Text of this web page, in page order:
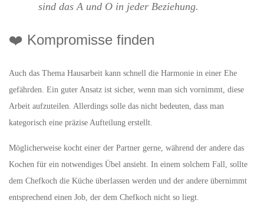
sind das A und O in jeder Beziehung.
❤️ Kompromisse finden
Auch das Thema Hausarbeit kann schnell die Harmonie in einer Ehe
gefährden. Ein guter Ansatz ist sicher, wenn man sich vornimmt, diese
Arbeit aufzuteilen. Allerdings solle das nicht bedeuten, dass man
kategorisch eine präzise Aufteilung erstellt.
Möglicherweise kocht einer der Partner gerne, während der andere das
Kochen für ein notwendiges Übel ansieht. In einem solchem Fall, sollte
dem Chefkoch die Küche überlassen werden und der andere übernimmt
entsprechend einen Job, der dem Chefkoch nicht so liegt.